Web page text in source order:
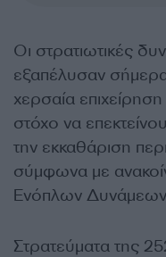
Οι στρατιωτικές
εξαπέλυσαν
χερσαία
στόχο να
την εκκαθάριση
σύμφωνα με
Ενόπλων Δυνάμεων
Στρατεύματα της